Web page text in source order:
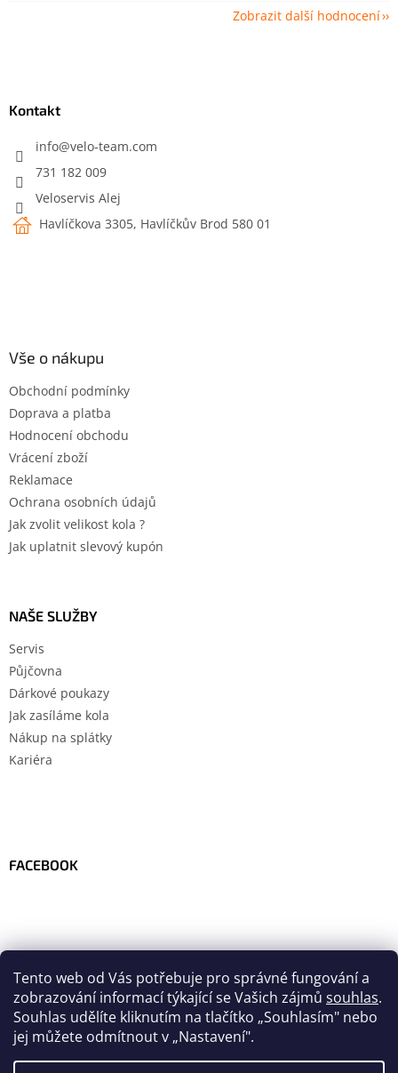
Tento web od Vás potřebuje pro správné fungování a
zobrazování informací týkající se Vašich zájmů souhlas.
Souhlas udělíte kliknutím na tlačítko „Souhlasím" nebo
jej můžete odmítnout v „Nastavení".
Zobrazit další hodnocení
Kontakt
info@velo-team.com
731 182 009
Veloservis Alej
Havlíčkova 3305, Havlíčkův Brod 580 01
Vše o nákupu
Obchodní podmínky
Doprava a platba
Hodnocení obchodu
Vrácení zboží
Reklamace
Ochrana osobních údajů
Jak zvolit velikost kola ?
Jak uplatnit slevový kupón
NAŠE SLUŽBY
Servis
Půjčovna
Dárkové poukazy
Jak zasíláme kola
Nákup na splátky
Kariéra
FACEBOOK